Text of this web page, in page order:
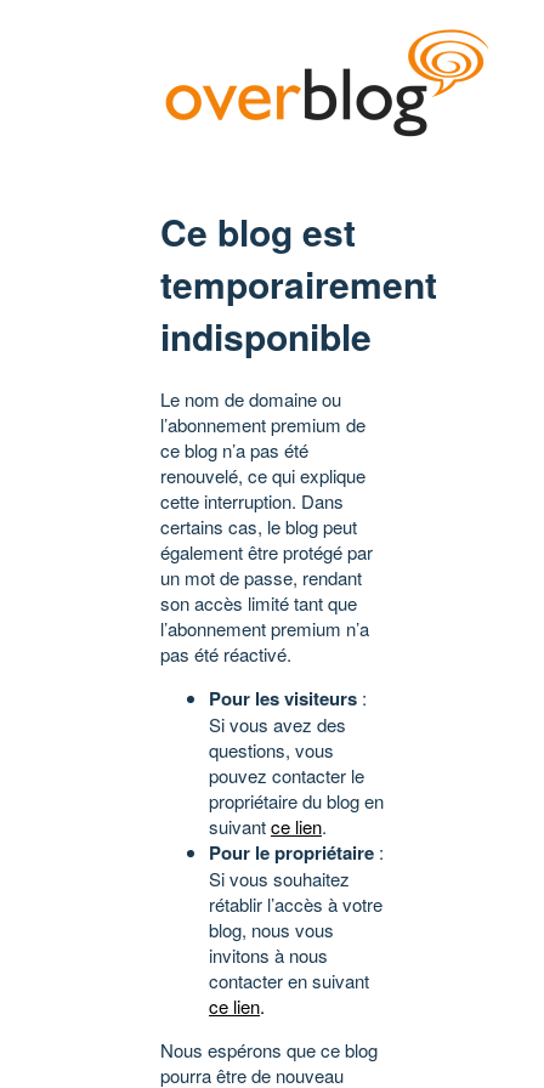
Ce blog est
temporairement
indisponible
Le nom de domaine ou
l’abonnement premium de
ce blog n’a pas été
renouvelé, ce qui explique
cette interruption. Dans
certains cas, le blog peut
également être protégé par
un mot de passe, rendant
son accès limité tant que
l’abonnement premium n’a
pas été réactivé.
Pour les visiteurs :
Si vous avez des
questions, vous
pouvez contacter le
propriétaire du blog en
suivantce lien.
Pour le propriétaire :
Si vous souhaitez
rétablir l’accès à votre
blog, nous vous
invitons à nous
contacter en suivant
ce lien.
Nous espérons que ce blog
pourra être de nouveau